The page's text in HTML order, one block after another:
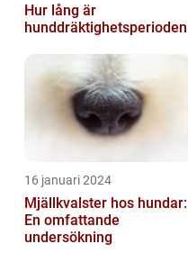
Hur lång är
hunddräktighetsperioden
16 januari 2024
Mjällkvalster hos hundar:
En omfattande
undersökning